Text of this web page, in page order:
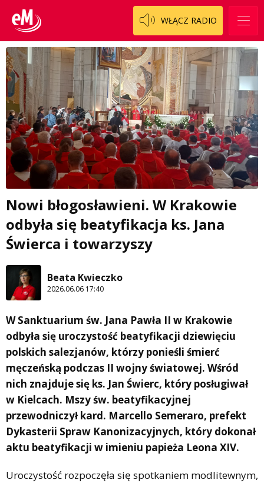
WŁĄCZ RADIO
Nowi błogosławieni. W Krakowie
odbyła się beatyfikacja ks. Jana
Świerca i towarzyszy
Beata Kwieczko
2026.06.06 17:40
W Sanktuarium św. Jana Pawła II w Krakowie
odbyła się uroczystość beatyfikacji dziewięciu
polskich salezjanów, którzy ponieśli śmierć
męczeńską podczas II wojny światowej. Wśród
nich znajduje się ks. Jan Świerc, który posługiwał
w Kielcach. Mszy św. beatyfikacyjnej
przewodniczył kard. Marcello Semeraro, prefekt
Dykasterii Spraw Kanonizacyjnych, który dokonał
aktu beatyfikacji w imieniu papieża Leona XIV.
Uroczystość rozpoczęła się spotkaniem modlitewnym,